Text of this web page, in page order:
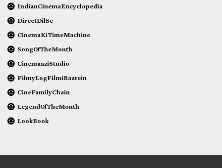
IndianCinemaEncyclopedia
DirectDilSe
CinemaKiTimeMachine
SongOfTheMonth
CinemaaziStudio
FilmyLogFilmiBaatein
CineFamilyChain
LegendOfTheMonth
LookBook